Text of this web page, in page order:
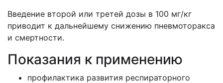
Введение второй или третей дозы в 100 мг/кг
приводит к дальнейшему снижению пневмоторакса
и смертности.
Показания к применению
профилактика развития респираторного